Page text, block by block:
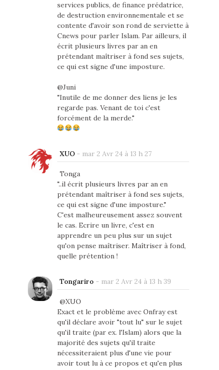
services publics, de finance prédatrice,
de destruction environnementale et se
contente d'avoir son rond de serviette à
Cnews pour parler Islam. Par ailleurs, il
écrit plusieurs livres par an en
prétendant maîtriser à fond ses sujets,
ce qui est signe d'une imposture.
@Juni
"Inutile de me donner des liens je les
regarde pas. Venant de toi c'est
forcément de la merde."
XUO- mar 2 Avr 24 à 13 h 27
Tonga
"..il écrit plusieurs livres par an en
prétendant maîtriser à fond ses sujets,
ce qui est signe d'une imposture."
C'est malheureusement assez souvent
le cas. Ecrire un livre, c'est en
apprendre un peu plus sur un sujet
qu'on pense maîtriser. Maîtriser à fond,
quelle prétention !
Tongariro - mar 2 Avr 24 à 13 h 39
@XUO
Exact et le problème avec Onfray est
qu'il déclare avoir "tout lu" sur le sujet
qu'il traite (par ex. l'Islam) alors que la
majorité des sujets qu'il traite
nécessiteraient plus d'une vie pour
avoir tout lu à ce propos et qu'en plus